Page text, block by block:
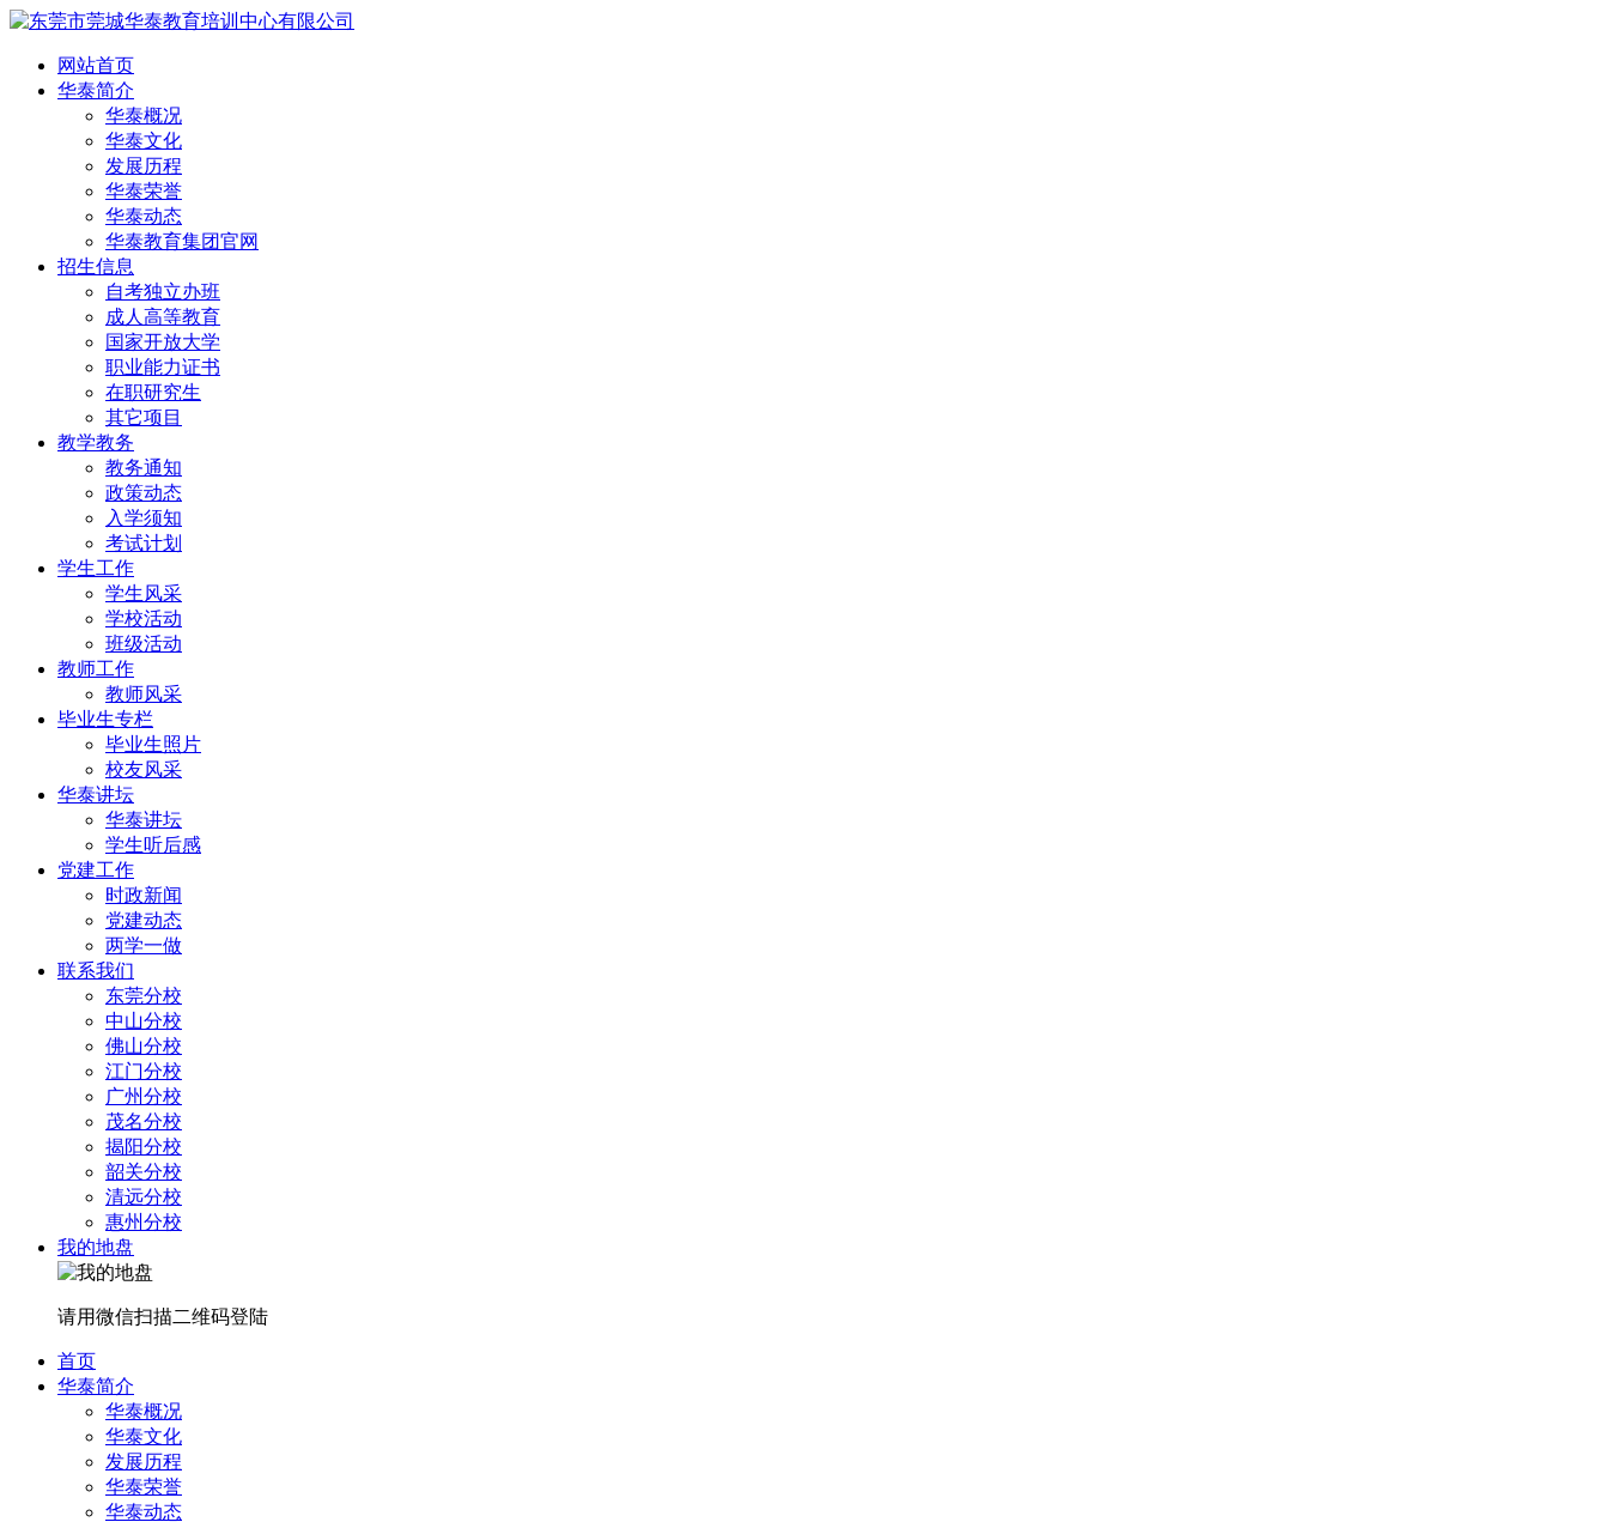
网站首页
华泰简介
华泰概况
华泰文化
发展历程
华泰荣誉
华泰动态
华泰教育集团官网
招生信息
自考独立办班
成人高等教育
国家开放大学
职业能力证书
在职研究生
其它项目
教学教务
教务通知
政策动态
入学须知
考试计划
学生工作
学生风采
学校活动
班级活动
教师工作
教师风采
毕业生专栏
毕业生照片
校友风采
华泰讲坛
华泰讲坛
学生听后感
党建工作
时政新闻
党建动态
两学一做
联系我们
东莞分校
中山分校
佛山分校
江门分校
广州分校
茂名分校
揭阳分校
韶关分校
清远分校
惠州分校
我的地盘
请用微信扫描二维码登陆
首页
华泰简介
华泰概况
华泰文化
发展历程
华泰荣誉
华泰动态